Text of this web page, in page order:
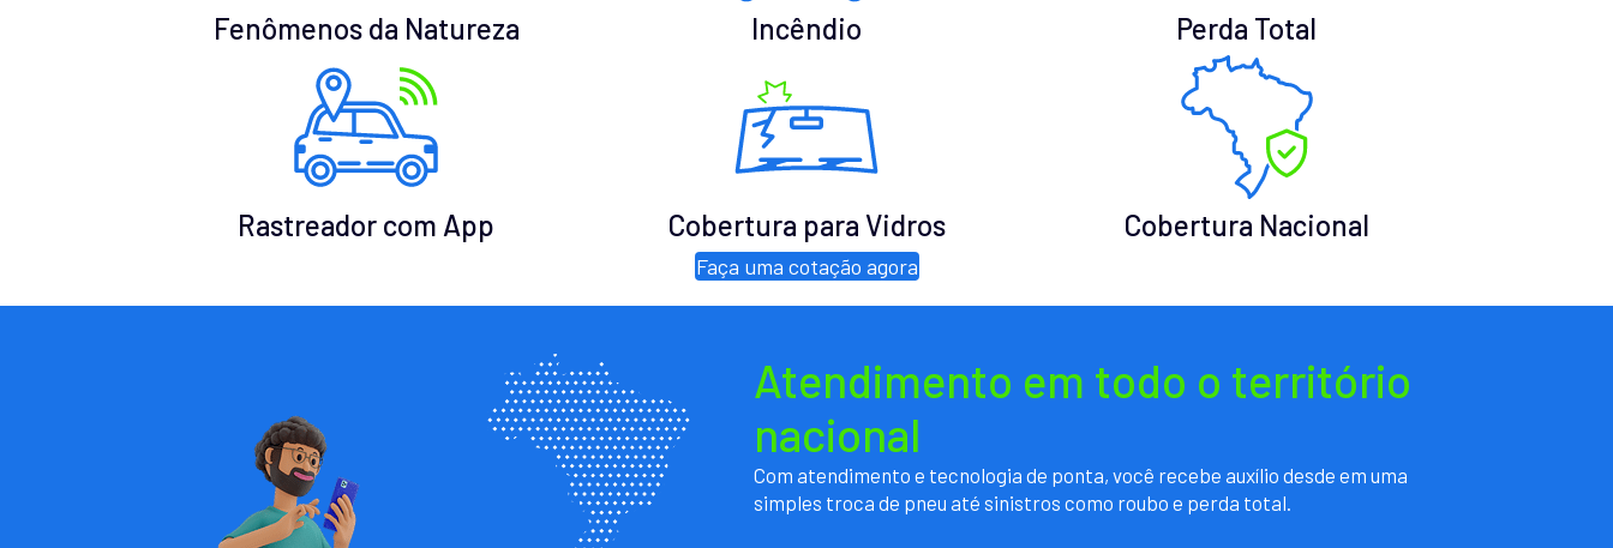
Fenômenos da Natureza Incêndio Perda Total
Rastreador com App Cobertura para Vidros Cobertura Nacional
Faça uma cotação agora
Atendimento em todo o território
nacional
Com atendimento e tecnologia de ponta, você recebe auxílio desde em uma
simples troca de pneu até sinistros como roubo e perda total.